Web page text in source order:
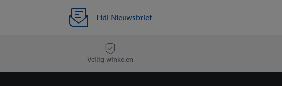
Lidl Nieuwsbrief
Veilig winkelen